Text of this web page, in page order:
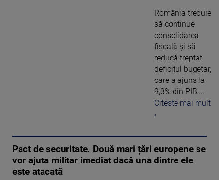
România trebuie
să continue
consolidarea
fiscală şi să
reducă treptat
deficitul bugetar,
care a ajuns la
9,3% din PIB ...
Citeste mai mult
›
Pact de securitate. Două mari țări europene se
vor ajuta militar imediat dacă una dintre ele
este atacată